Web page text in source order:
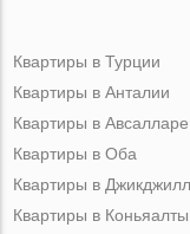
Квартиры в Турции
Квартиры в Анталии
Квартиры в Авсалларе
Квартиры в Оба
Квартиры в
Квартиры в Коньяалты